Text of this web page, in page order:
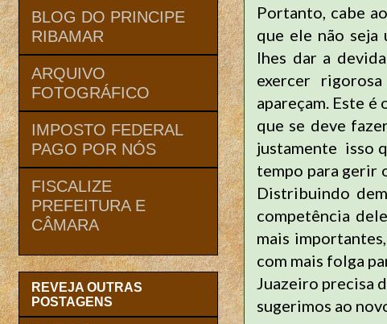
Portanto, cabe
que ele não seja
lhes dar a
exercer
apareçam. Este
que se deve
justamente isso
tempo para gerir
Distribuindo
competência
mais
com mais folga
Juazeiro precisa
sugerimos ao
BLOG DO PRINCIPE
RIBAMAR
ARQUIVO
FOTOGRÁFICO
IMPOSTO FEDERAL
PAGO POR NÓS
FISCALIZE
PREFEITURA E
CÂMARA
REVEJA OUTRAS
POSTAGENS